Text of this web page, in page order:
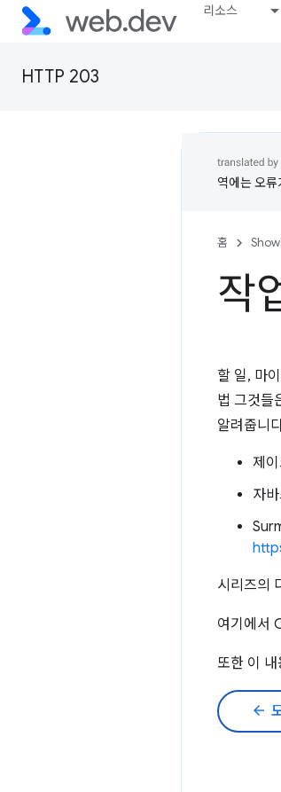
리소스
HTTP 203
역에는 오
홈
작
할 일, 마
법 그것들
알려줍니
제
자
시리즈의
여기에서
또한 이
arrow_back